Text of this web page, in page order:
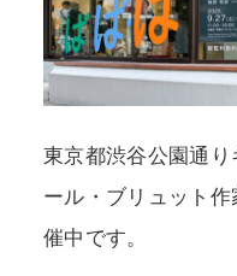
東京都渋谷公園通
ール・ブリュット
催中です。